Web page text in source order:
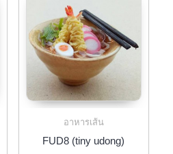
อาหารเส้น
FUD8 (tiny udong)